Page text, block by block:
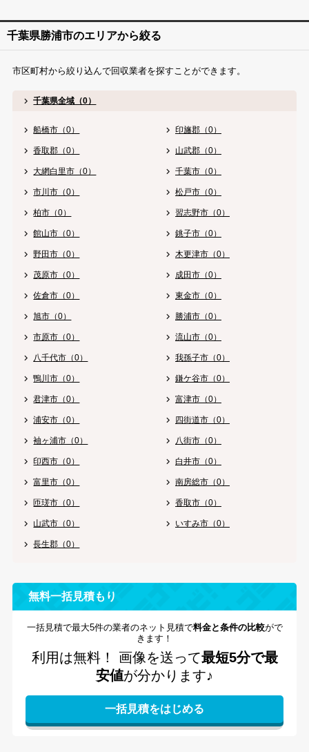
千葉県勝浦市のエリアから絞る
市区町村から絞り込んで回収業者を探すことができます。
千葉県全域（0）
船橋市（0） 印旛郡（0）
香取郡（0） 山武郡（0）
大網白里市（0） 千葉市（0）
市川市（0） 松戸市（0）
柏市（0） 習志野市（0）
館山市（0） 銚子市（0）
野田市（0） 木更津市（0）
茂原市（0） 成田市（0）
佐倉市（0） 東金市（0）
旭市（0） 勝浦市（0）
市原市（0） 流山市（0）
八千代市（0） 我孫子市（0）
鴨川市（0） 鎌ケ谷市（0）
君津市（0） 富津市（0）
浦安市（0） 四街道市（0）
袖ヶ浦市（0） 八街市（0）
印西市（0） 白井市（0）
富里市（0） 南房総市（0）
匝瑳市（0） 香取市（0）
山武市（0） いすみ市（0）
長生郡（0）
無料一括見積もり
一括見積で最大5件の業者のネット見積で料金と条件の比較がで
きます！
利用は無料！ 画像を送って最短5分で最
安値が分かります♪